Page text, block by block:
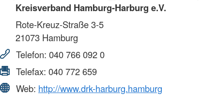
Kreisverband Hamburg-Harburg e.V.
Rote-Kreuz-Straße 3-5
21073 Hamburg
Telefon: 040 766 092 0
Telefax: 040 772 659
Web: http://www.drk-harburg.hamburg